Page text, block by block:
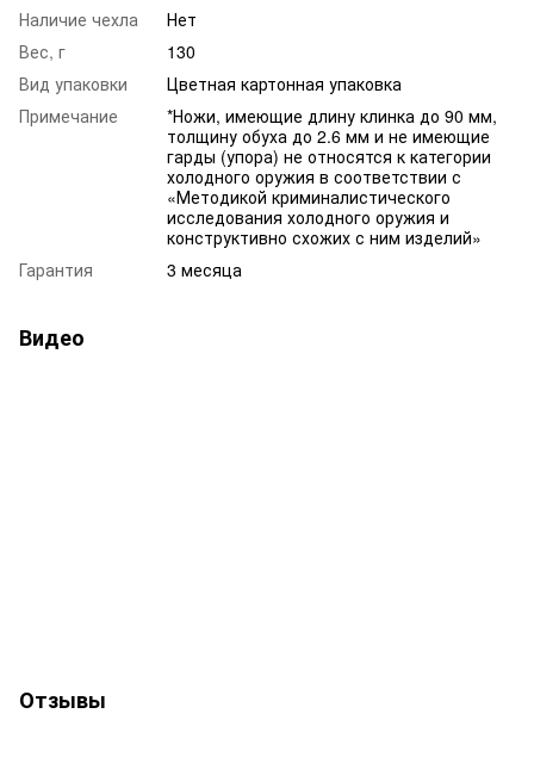
Наличие чехла
Нет
Вес, г
130
Вид упаковки
Цветная картонная упаковка
Примечание
*Ножи, имеющие длину клинка до 90 мм,
толщину обуха до 2.6 мм и не имеющие
гарды (упора) не относятся к категории
холодного оружия в соответствии с
«Методикой криминалистического
исследования холодного оружия и
конструктивно схожих с ним изделий»
Гарантия
3 месяца
Видео
Отзывы